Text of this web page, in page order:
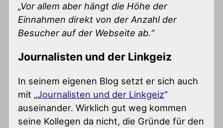
„Vor allem aber hängt die Höhe der
Einnahmen direkt von der Anzahl der
Besucher auf der Webseite ab.“
Journalisten und der Linkgeiz
In seinem eigenen Blog setzt er sich auch
mit „Journalisten und der Linkgeiz“
auseinander. Wirklich gut weg kommen
seine Kollegen da nicht, die Gründe für den